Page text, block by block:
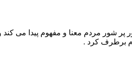
شور مردم معنا و مفهوم پیدا می کند و
برطرف کرد .